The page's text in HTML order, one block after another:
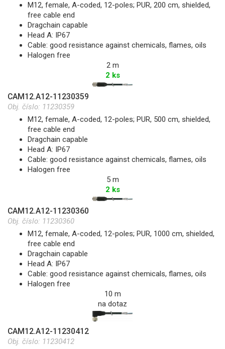
M12, female, A-coded, 12-poles; PUR, 200 cm, shielded,
free cable end
Dragchain capable
Head A: IP67
Cable: good resistance against chemicals, flames, oils
Halogen free
2 m
2 ks
CAM12.A12-11230359
Obj. číslo: 11230359
M12, female, A-coded, 12-poles; PUR, 500 cm, shielded,
free cable end
Dragchain capable
Head A: IP67
Cable: good resistance against chemicals, flames, oils
Halogen free
5 m
2 ks
CAM12.A12-11230360
Obj. číslo: 11230360
M12, female, A-coded, 12-poles; PUR, 1000 cm, shielded,
free cable end
Dragchain capable
Head A: IP67
Cable: good resistance against chemicals, flames, oils
Halogen free
10 m
na dotaz
CAM12.A12-11230412
Obj. číslo: 11230412